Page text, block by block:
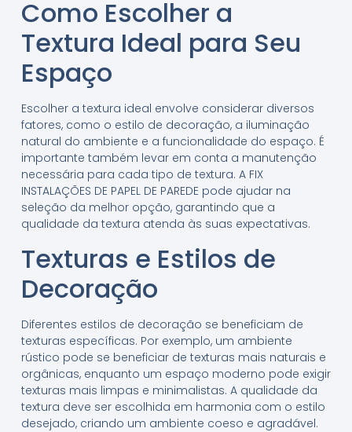
Como Escolher a
Textura Ideal para Seu
Espaço
Escolher a textura ideal envolve considerar diversos
fatores, como o estilo de decoração, a iluminação
natural do ambiente e a funcionalidade do espaço. É
importante também levar em conta a manutenção
necessária para cada tipo de textura. A FIX
INSTALAÇÕES DE PAPEL DE PAREDE pode ajudar na
seleção da melhor opção, garantindo que a
qualidade da textura atenda às suas expectativas.
Texturas e Estilos de
Decoração
Diferentes estilos de decoração se beneficiam de
texturas específicas. Por exemplo, um ambiente
rústico pode se beneficiar de texturas mais naturais e
orgânicas, enquanto um espaço moderno pode exigir
texturas mais limpas e minimalistas. A qualidade da
textura deve ser escolhida em harmonia com o estilo
desejado, criando um ambiente coeso e agradável.